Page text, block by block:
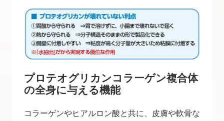
プロテオグリカンコラーゲン複合体
の全身に与える機能
コラーゲンやヒアルロン酸と共に、皮膚や軟骨な